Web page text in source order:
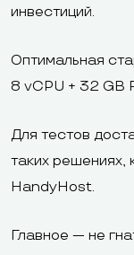
инвестиций.
Оптимальная
8 vCPU + 32 GB
Для тестов
таких решениях,
HandyHost.
Главное — не